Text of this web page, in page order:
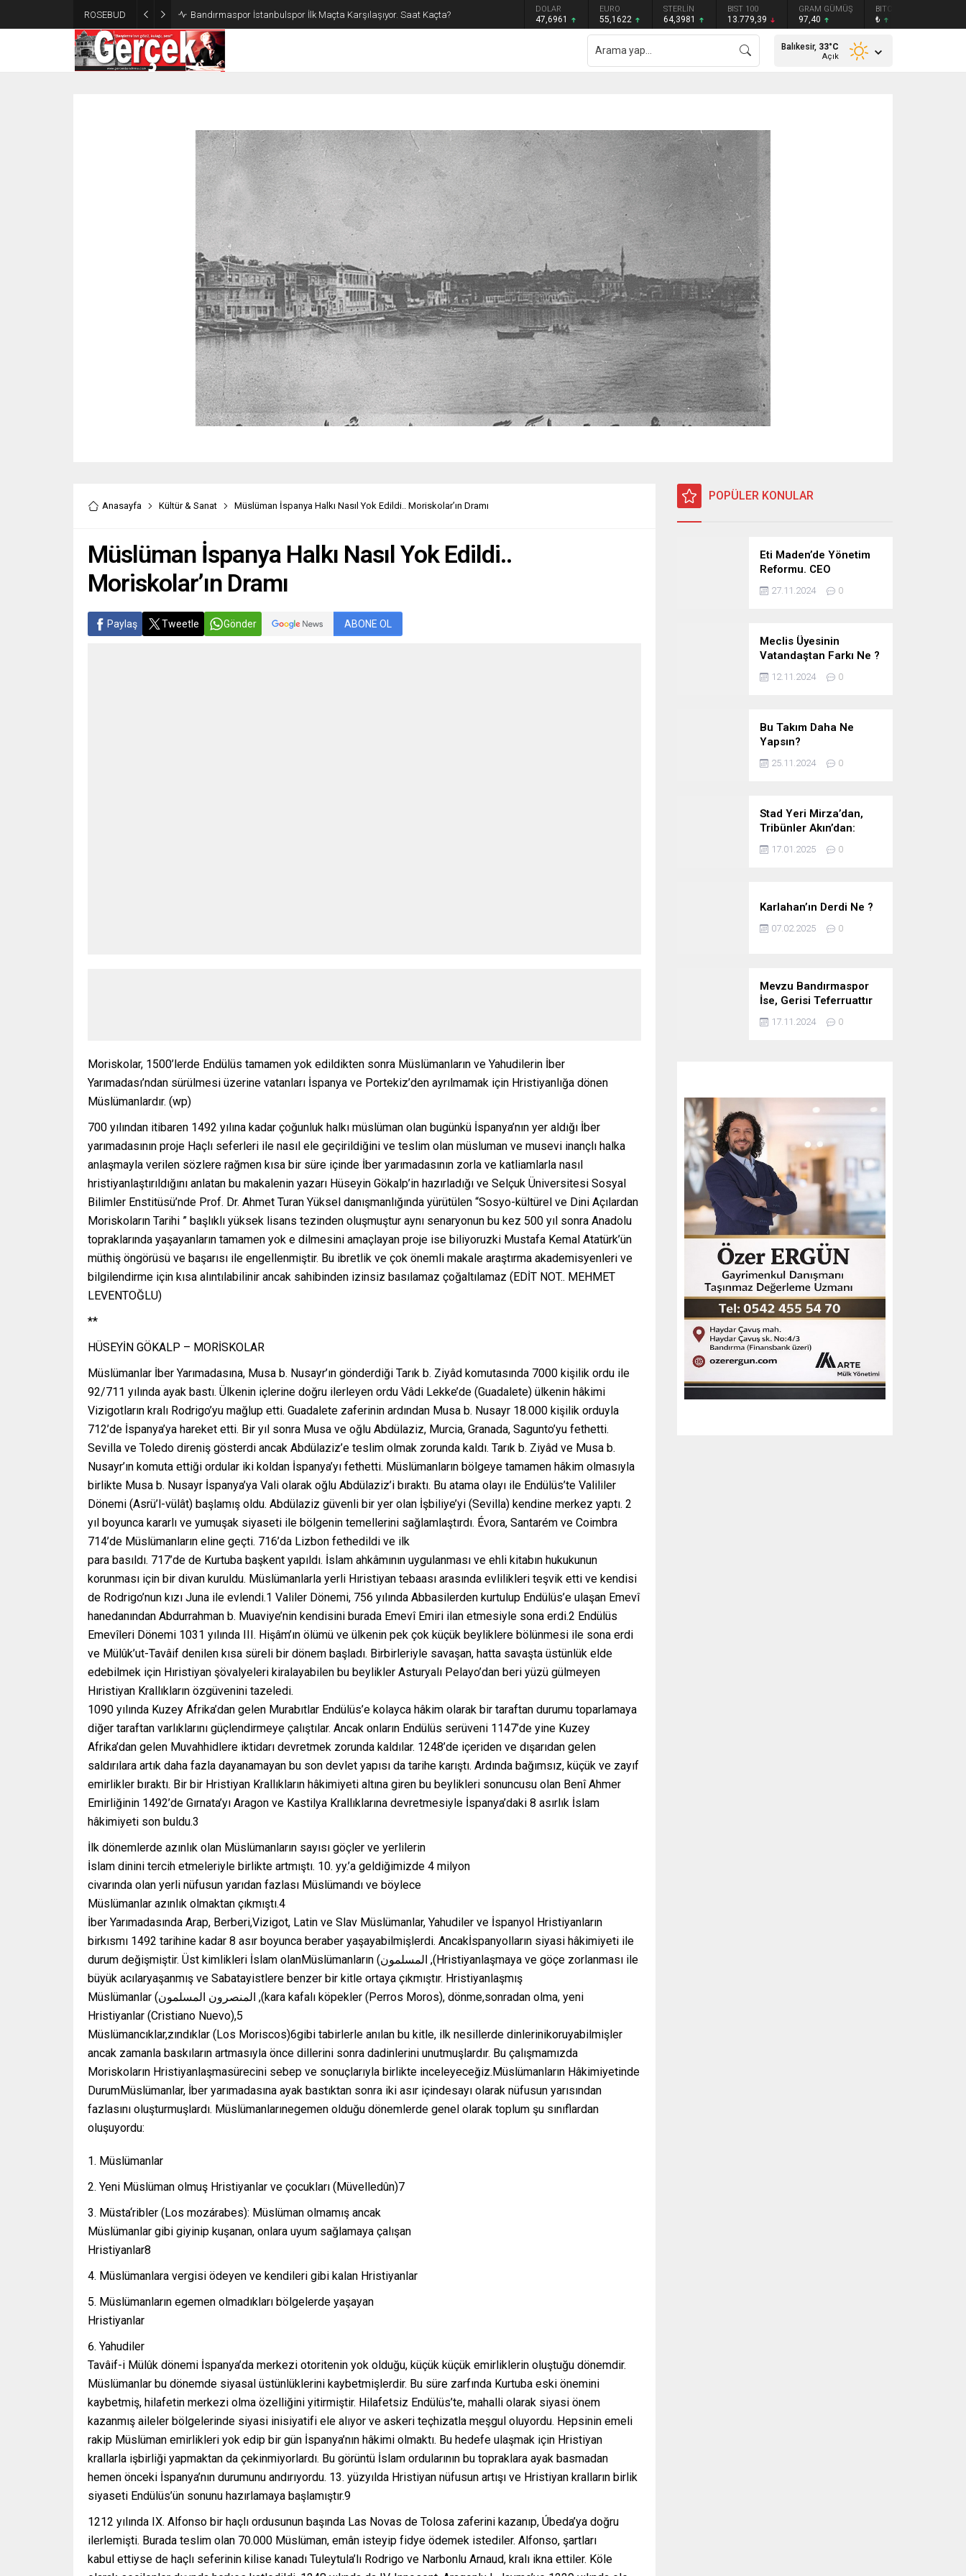
ROSEBUD Bandırmaspor İstanbulspor İlk Maçta Karşılaşıyor. Saat Kaçta? DOLAR
47,6961
EURO
55,1622
STERLİN
64,3981
BIST 100
13.779,39
GRAM GÜMÜŞ
97,40
BITCOIN
₺
Balıkesir, 33°C
Açık
Anasayfa Kültür & Sanat Müslüman İspanya Halkı Nasıl Yok Edildi.. Moriskolar’ın Dramı
Müslüman İspanya Halkı Nasıl Yok Edildi..
Moriskolar’ın Dramı
Paylaş Tweetle Gönder ABONE OL
Moriskolar, 1500’lerde Endülüs tamamen yok edildikten sonra Müslümanların ve Yahudilerin İber
Yarımadası’ndan sürülmesi üzerine vatanları İspanya ve Portekiz’den ayrılmamak için Hristiyanlığa dönen
Müslümanlardır. (wp)
700 yılından itibaren 1492 yılına kadar çoğunluk halkı müslüman olan bugünkü İspanya’nın yer aldığı İber
yarımadasının proje Haçlı seferleri ile nasıl ele geçirildiğini ve teslim olan müsluman ve musevi inançlı halka
anlaşmayla verilen sözlere rağmen kısa bir süre içinde İber yarımadasının zorla ve katliamlarla nasıl
hristiyanlaştırıldığını anlatan bu makalenin yazarı Hüseyin Gökalp’in hazırladığı ve Selçuk Üniversitesi Sosyal
Bilimler Enstitüsü’nde Prof. Dr. Ahmet Turan Yüksel danışmanlığında yürütülen “Sosyo-kültürel ve Dini Açılardan
Moriskoların Tarihi ” başlıklı yüksek lisans tezinden oluşmuştur aynı senaryonun bu kez 500 yıl sonra Anadolu
topraklarında yaşayanların tamamen yok e dilmesini amaçlayan proje ise biliyoruzki Mustafa Kemal Atatürk’ün
müthiş öngörüsü ve başarısı ile engellenmiştir. Bu ibretlik ve çok önemli makale araştırma akademisyenleri ve
bilgilendirme için kısa alıntılabilinir ancak sahibinden izinsiz basılamaz çoğaltılamaz (EDİT NOT.. MEHMET
LEVENTOĞLU)
**
HÜSEYİN GÖKALP – MORİSKOLAR
Müslümanlar İber Yarımadasına, Musa b. Nusayr’ın gönderdiği Tarık b. Ziyâd komutasında 7000 kişilik ordu ile
92/711 yılında ayak bastı. Ülkenin içlerine doğru ilerleyen ordu Vâdi Lekke’de (Guadalete) ülkenin hâkimi
Vizigotların kralı Rodrigo’yu mağlup etti. Guadalete zaferinin ardından Musa b. Nusayr 18.000 kişilik orduyla
712’de İspanya’ya hareket etti. Bir yıl sonra Musa ve oğlu Abdülaziz, Murcia, Granada, Sagunto’yu fethetti.
Sevilla ve Toledo direniş gösterdi ancak Abdülaziz’e teslim olmak zorunda kaldı. Tarık b. Ziyâd ve Musa b.
Nusayr’ın komuta ettiği ordular iki koldan İspanya’yı fethetti. Müslümanların bölgeye tamamen hâkim olmasıyla
birlikte Musa b. Nusayr İspanya’ya Vali olarak oğlu Abdülaziz’i bıraktı. Bu atama olayı ile Endülüs’te Valililer
Dönemi (Asrü’l-vülât) başlamış oldu. Abdülaziz güvenli bir yer olan İşbiliye’yi (Sevilla) kendine merkez yaptı. 2
yıl boyunca kararlı ve yumuşak siyaseti ile bölgenin temellerini sağlamlaştırdı. Évora, Santarém ve Coimbra
714’de Müslümanların eline geçti. 716’da Lizbon fethedildi ve ilk
para basıldı. 717’de de Kurtuba başkent yapıldı. İslam ahkâmının uygulanması ve ehli kitabın hukukunun
korunması için bir divan kuruldu. Müslümanlarla yerli Hıristiyan tebaası arasında evlilikleri teşvik etti ve kendisi
de Rodrigo’nun kızı Juna ile evlendi.1 Valiler Dönemi, 756 yılında Abbasilerden kurtulup Endülüs’e ulaşan Emevî
hanedanından Abdurrahman b. Muaviye’nin kendisini burada Emevî Emiri ilan etmesiyle sona erdi.2 Endülüs
Emevîleri Dönemi 1031 yılında III. Hişâm’ın ölümü ve ülkenin pek çok küçük beyliklere bölünmesi ile sona erdi
ve Mülûk’ut-Tavâif denilen kısa süreli bir dönem başladı. Birbirleriyle savaşan, hatta savaşta üstünlük elde
edebilmek için Hıristiyan şövalyeleri kiralayabilen bu beylikler Asturyalı Pelayo’dan beri yüzü gülmeyen
Hıristiyan Krallıkların özgüvenini tazeledi.
1090 yılında Kuzey Afrika’dan gelen Murabıtlar Endülüs’e kolayca hâkim olarak bir taraftan durumu toparlamaya
diğer taraftan varlıklarını güçlendirmeye çalıştılar. Ancak onların Endülüs serüveni 1147’de yine Kuzey
Afrika’dan gelen Muvahhidlere iktidarı devretmek zorunda kaldılar. 1248’de içeriden ve dışarıdan gelen
saldırılara artık daha fazla dayanamayan bu son devlet yapısı da tarihe karıştı. Ardında bağımsız, küçük ve zayıf
emirlikler bıraktı. Bir bir Hristiyan Krallıkların hâkimiyeti altına giren bu beylikleri sonuncusu olan Benî Ahmer
Emirliğinin 1492’de Gırnata’yı Aragon ve Kastilya Krallıklarına devretmesiyle İspanya’daki 8 asırlık İslam
hâkimiyeti son buldu.3
İlk dönemlerde azınlık olan Müslümanların sayısı göçler ve yerlilerin
İslam dinini tercih etmeleriyle birlikte artmıştı. 10. yy.’a geldiğimizde 4 milyon
civarında olan yerli nüfusun yarıdan fazlası Müslümandı ve böylece
Müslümanlar azınlık olmaktan çıkmıştı.4
İber Yarımadasında Arap, Berberi,Vizigot, Latin ve Slav Müslümanlar, Yahudiler ve İspanyol Hristiyanların
birkısmı 1492 tarihine kadar 8 asır boyunca beraber yaşayabilmişlerdi. Ancakİspanyolların siyasi hâkimiyeti ile
durum değişmiştir. Üst kimlikleri İslam olanMüslümanların (المسلمون ,(Hristiyanlaşmaya ve göçe zorlanması ile
büyük acılaryaşanmış ve Sabatayistlere benzer bir kitle ortaya çıkmıştır. Hristiyanlaşmış
Müslümanlar (المنصرون المسلمون ,(kara kafalı köpekler (Perros Moros), dönme,sonradan olma, yeni
Hristiyanlar (Cristiano Nuevo),5
Müslümancıklar,zındıklar (Los Moriscos)6gibi tabirlerle anılan bu kitle, ilk nesillerde dinlerinikoruyabilmişler
ancak zamanla baskıların artmasıyla önce dillerini sonra dadinlerini unutmuşlardır. Bu çalışmamızda
Moriskoların Hristiyanlaşmasürecini sebep ve sonuçlarıyla birlikte inceleyeceğiz.Müslümanların Hâkimiyetinde
DurumMüslümanlar, İber yarımadasına ayak bastıktan sonra iki asır içindesayı olarak nüfusun yarısından
fazlasını oluşturmuşlardı. Müslümanlarınegemen olduğu dönemlerde genel olarak toplum şu sınıflardan
oluşuyordu:
Müslümanlar
Yeni Müslüman olmuş Hristiyanlar ve çocukları (Müvelledûn)7
Müsta‘ribler (Los mozárabes): Müslüman olmamış ancak
Müslümanlar gibi giyinip kuşanan, onlara uyum sağlamaya çalışan
Hristiyanlar8
Müslümanlara vergisi ödeyen ve kendileri gibi kalan Hristiyanlar
Müslümanların egemen olmadıkları bölgelerde yaşayan
Hristiyanlar
Yahudiler
Tavâif-i Mülûk dönemi İspanya’da merkezi otoritenin yok olduğu, küçük küçük emirliklerin oluştuğu dönemdir.
Müslümanlar bu dönemde siyasal üstünlüklerini kaybetmişlerdir. Bu süre zarfında Kurtuba eski önemini
kaybetmiş, hilafetin merkezi olma özelliğini yitirmiştir. Hilafetsiz Endülüs’te, mahalli olarak siyasi önem
kazanmış aileler bölgelerinde siyasi inisiyatifi ele alıyor ve askeri teçhizatla meşgul oluyordu. Hepsinin emeli
rakip Müslüman emirlikleri yok edip bir gün İspanya’nın hâkimi olmaktı. Bu hedefe ulaşmak için Hristiyan
krallarla işbirliği yapmaktan da çekinmiyorlardı. Bu görüntü İslam ordularının bu topraklara ayak basmadan
hemen önceki İspanya’nın durumunu andırıyordu. 13. yüzyılda Hristiyan nüfusun artışı ve Hristiyan kralların birlik
siyaseti Endülüs’ün sonunu hazırlamaya başlamıştır.9
1212 yılında IX. Alfonso bir haçlı ordusunun başında Las Novas de Tolosa zaferini kazanıp, Úbeda’ya doğru
ilerlemişti. Burada teslim olan 70.000 Müslüman, emân isteyip fidye ödemek istediler. Alfonso, şartları
kabul ettiyse de haçlı seferinin kilise kanadı Tuleytula’lı Rodrigo ve Narbonlu Arnaud, kralı ikna ettiler. Köle
POPÜLER KONULAR
Eti Maden’de Yönetim
Reformu. CEO
Modeli’nde Kadro /
Taşeron İşçilik Ayrımı
27.11.2024 0
Meclis Üyesinin
Vatandaştan Farkı Ne ?
12.11.2024 0
Bu Takım Daha Ne
Yapsın?
25.11.2024 0
Stad Yeri Mirza’dan,
Tribünler Akın’dan:
Geriye Bakanlık Kaldı.
17.01.2025 0
Karlahan’ın Derdi Ne ?
07.02.2025 0
Mevzu Bandırmaspor
İse, Gerisi Teferruattır
17.11.2024 0